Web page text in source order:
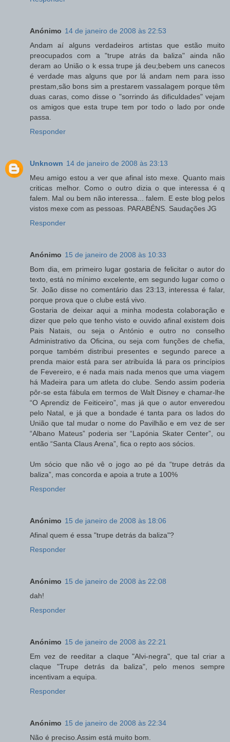
Anónimo 14 de janeiro de 2008 às 22:53
Andam aí alguns verdadeiros artistas que estão muito
preocupados com a "trupe atrás da baliza" ainda não
deram ao União o k essa trupe já deu;bebem uns canecos
é verdade mas alguns que por lá andam nem para isso
prestam,são bons sim a prestarem vassalagem porque têm
duas caras, como disse o "sorrindo ás dificuldades" vejam
os amigos que esta trupe tem por todo o lado por onde
passa.
Responder
Unknown 14 de janeiro de 2008 às 23:13
Meu amigo estou a ver que afinal isto mexe. Quanto mais
criticas melhor. Como o outro dizia o que interessa é q
falem. Mal ou bem não interessa... falem. E este blog pelos
vistos mexe com as pessoas. PARABÉNS. Saudações JG
Responder
Anónimo 15 de janeiro de 2008 às 10:33
Bom dia, em primeiro lugar gostaria de felicitar o autor do
texto, está no mínimo excelente, em segundo lugar como o
Sr. João disse no comentário das 23:13, interessa é falar,
porque prova que o clube está vivo.
Gostaria de deixar aqui a minha modesta colaboração e
dizer que pelo que tenho visto e ouvido afinal existem dois
Pais Natais, ou seja o António e outro no conselho
Administrativo da Oficina, ou seja com funções de chefia,
porque também distribui presentes e segundo parece a
prenda maior está para ser atribuída lá para os princípios
de Fevereiro, e é nada mais nada menos que uma viagem
há Madeira para um atleta do clube. Sendo assim poderia
pôr-se esta fábula em termos de Walt Disney e chamar-lhe
“O Aprendiz de Feiticeiro”, mas já que o autor enveredou
pelo Natal, e já que a bondade é tanta para os lados do
União que tal mudar o nome do Pavilhão e em vez de ser
“Albano Mateus” poderia ser “Lapónia Skater Center”, ou
então “Santa Claus Arena”, fica o repto aos sócios.
Um sócio que não vê o jogo ao pé da “trupe detrás da
baliza”, mas concorda e apoia a trute a 100%
Responder
Anónimo 15 de janeiro de 2008 às 18:06
Afinal quem é essa "trupe detrás da baliza"?
Responder
Anónimo 15 de janeiro de 2008 às 22:08
dah!
Responder
Anónimo 15 de janeiro de 2008 às 22:21
Em vez de reeditar a claque "Alvi-negra", que tal criar a
claque "Trupe detrás da baliza", pelo menos sempre
incentivam a equipa.
Responder
Anónimo 15 de janeiro de 2008 às 22:34
Não é preciso.Assim está muito bom.